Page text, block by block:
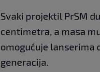
Svaki projektil PrSM
centimetra, a masa
omogućuje lanserima
generacija.